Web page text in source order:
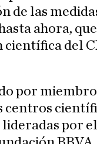
de las
ahora,
científica del
por
por el